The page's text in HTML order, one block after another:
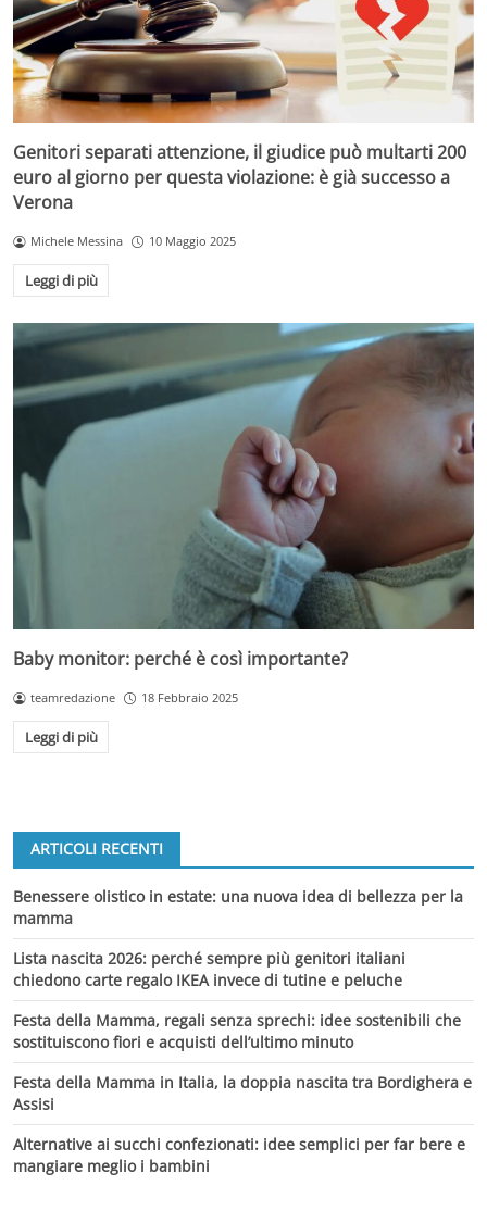
Genitori separati attenzione, il giudice può multarti 200
euro al giorno per questa violazione: è già successo a
Verona
Michele Messina 10 Maggio 2025
Leggi di più
Baby monitor: perché è così importante?
teamredazione 18 Febbraio 2025
Leggi di più
ARTICOLI RECENTI
Benessere olistico in estate: una nuova idea di bellezza per la
mamma
Lista nascita 2026: perché sempre più genitori italiani
chiedono carte regalo IKEA invece di tutine e peluche
Festa della Mamma, regali senza sprechi: idee sostenibili che
sostituiscono fiori e acquisti dell’ultimo minuto
Festa della Mamma in Italia, la doppia nascita tra Bordighera e
Assisi
Alternative ai succhi confezionati: idee semplici per far bere e
mangiare meglio i bambini